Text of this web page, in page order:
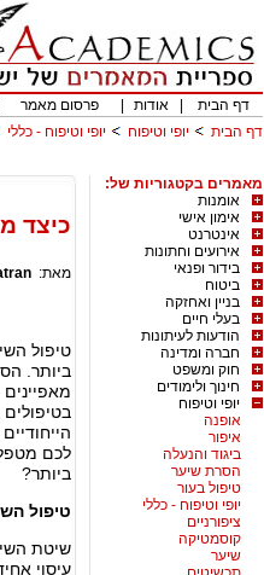
דף הבית
אודות פרסום מאמר
דף הבית
יופי וטיפוח יופי וטיפוח - כללי
מאמרים בקטגוריות של:
אומנות
אימון אישי
אינטרנט
אירועים וחתונות
בידור ופנאי
ביטוח
בניין ואחזקה
בעלי חיים
הודעות לעיתונות
חברה ומדינה
חוק ומשפט
חינוך ולימודים
יופי וטיפוח
אופנה
איפור
ביגוד והנעלה
הסרת שיער
טיפול בעור
יופי וטיפוח - כללי
ציפורניים
קוסמטיקה
שיער
כיצד
מאת:
טיפול
ביותר.
לכם
ביותר?
טיפול
שיטת
עיסוי